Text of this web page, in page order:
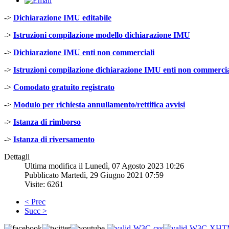
-> Dichiarazione IMU editabile
-> Istruzioni compilazione modello dichiarazione IMU
-> Dichiarazione IMU enti non commerciali
-> Istruzioni compilazione dichiarazione IMU enti non
-> Comodato gratuito registrato
-> Modulo per richiesta annullamento/rettifica avvisi
-> Istanza di rimborso
-> Istanza di riversamento
Dettagli
Ultima modifica il Lunedì, 07 Agosto 2023 10:26
Pubblicato Martedì, 29 Giugno 2021 07:59
Visite: 6261
< Prec
Succ >